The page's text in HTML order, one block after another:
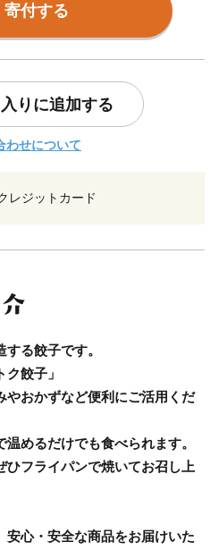
寄付する
りに追加する
わせについて
レジットカード
る餃子です。
餃子」
やおかずなど便利にご活用くだ
めるだけでも食べられます。
ひフライパンで焼いてお召し上
安心・安全な商品をお届けいた